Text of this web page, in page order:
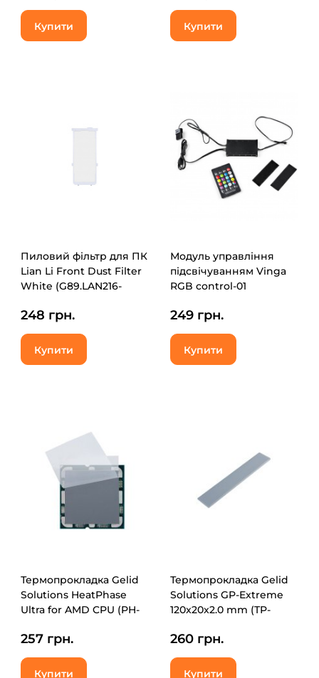
Купити Купити
Пиловий фільтр для ПК
Lian Li Front Dust Filter
White (G89.LAN216-
248 грн.
Купити
Модуль управління
підсвічуванням Vinga
RGB control-01
249 грн.
Купити
Термопрокладка Gelid
Solutions HeatPhase
Ultra for AMD CPU (PH-
257 грн.
Купити
Термопрокладка Gelid
Solutions GP-Extreme
120x20x2.0 mm (TP-
260 грн.
Купити